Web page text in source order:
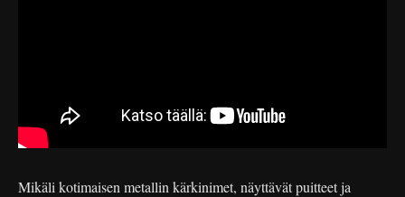
Mikäli kotimaisen metallin kärkinimet, näyttävät puitteet ja